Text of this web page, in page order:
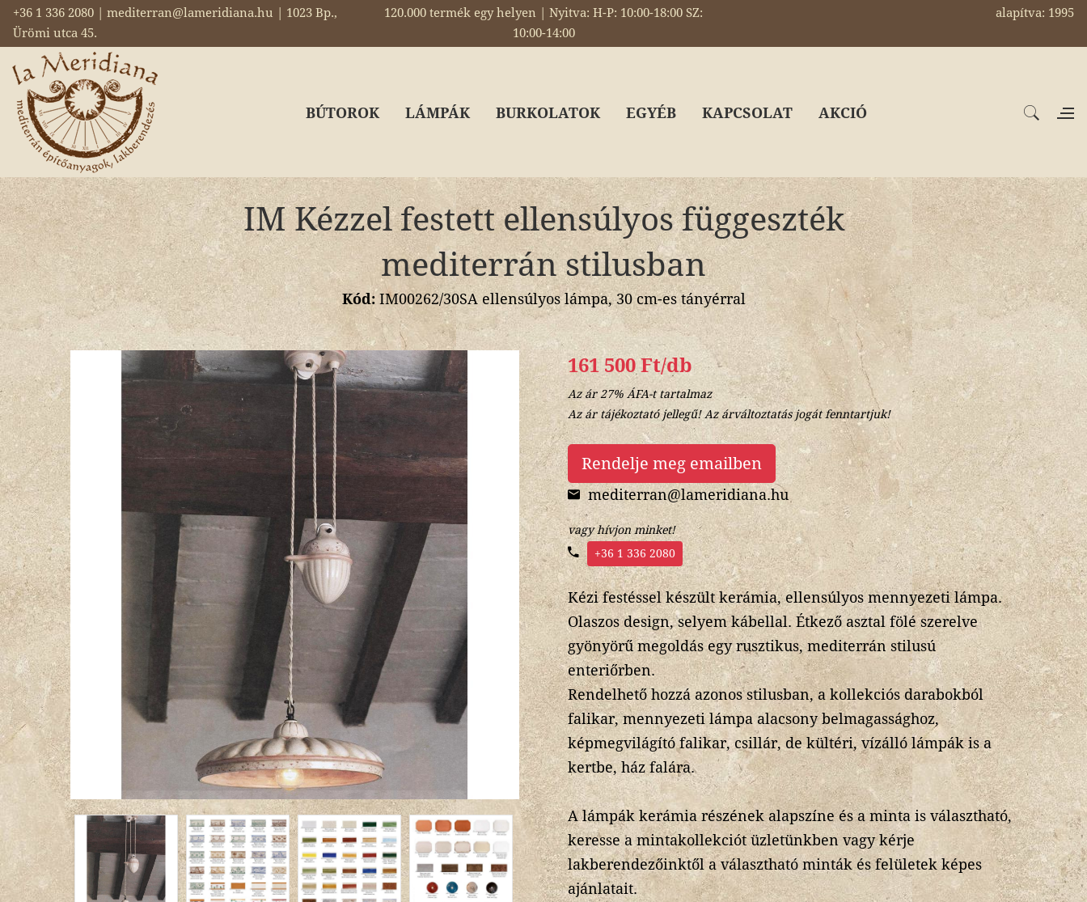
+36 1 336 2080 | mediterran@lameridiana.hu | 1023 Bp.,
Ürömi utca 45.
120.000 termék egy helyen | Nyitva: H-P: 10:00-18:00 SZ:
10:00-14:00
alapítva: 1995
BÚTOROK LÁMPÁK BURKOLATOK EGYÉB KAPCSOLAT AKCIÓ
IM Kézzel festett ellensúlyos függeszték
mediterrán stilusban
Kód:IM00262/30SA ellensúlyos lámpa, 30 cm-es tányérral
161 500 Ft/db
Az ár 27% ÁFA-t tartalmaz
Az ár tájékoztató jellegű! Az árváltoztatás jogát fenntartjuk!
Rendelje meg emailben
mediterran@lameridiana.hu
vagy hívjon minket!
+36 1 336 2080
Kézi festéssel készült kerámia, ellensúlyos mennyezeti lámpa.
Olaszos design, selyem kábellal. Étkező asztal fölé szerelve
gyönyörű megoldás egy rusztikus, mediterrán stilusú
enteriőrben.
Rendelhető hozzá azonos stilusban, a kollekciós darabokból
falikar, mennyezeti lámpa alacsony belmagassághoz,
képmegvilágító falikar, csillár, de kültéri, vízálló lámpák is a
kertbe, ház falára.
A lámpák kerámia részének alapszíne és a minta is választható,
keresse a mintakollekciót üzletünkben vagy kérje
lakberendezőinktől a választható minták és felületek képes
ajánlatait.